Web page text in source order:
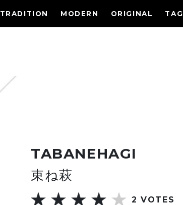
TRADITION MODERN ORIGINAL TAG
TABANEHAGI
束ね萩
2 VOTES